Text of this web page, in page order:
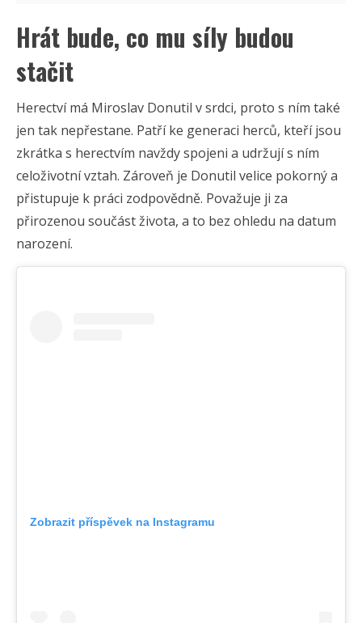
Hrát bude, co mu síly budou
stačit
Herectví má Miroslav Donutil v srdci, proto s ním také
jen tak nepřestane. Patří ke generaci herců, kteří jsou
zkrátka s herectvím navždy spojeni a udržují s ním
celoživotní vztah. Zároveň je Donutil velice pokorný a
přistupuje k práci zodpovědně. Považuje ji za
přirozenou součást života, a to bez ohledu na datum
narození.
Zobrazit příspěvek na Instagramu